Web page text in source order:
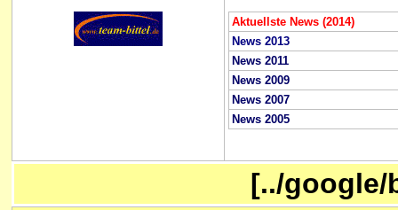
Aktuellste News (2014)
News 2013
News 2011
News 2009
News 2007
News 2005
[../google/